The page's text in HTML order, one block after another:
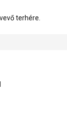
terhére.